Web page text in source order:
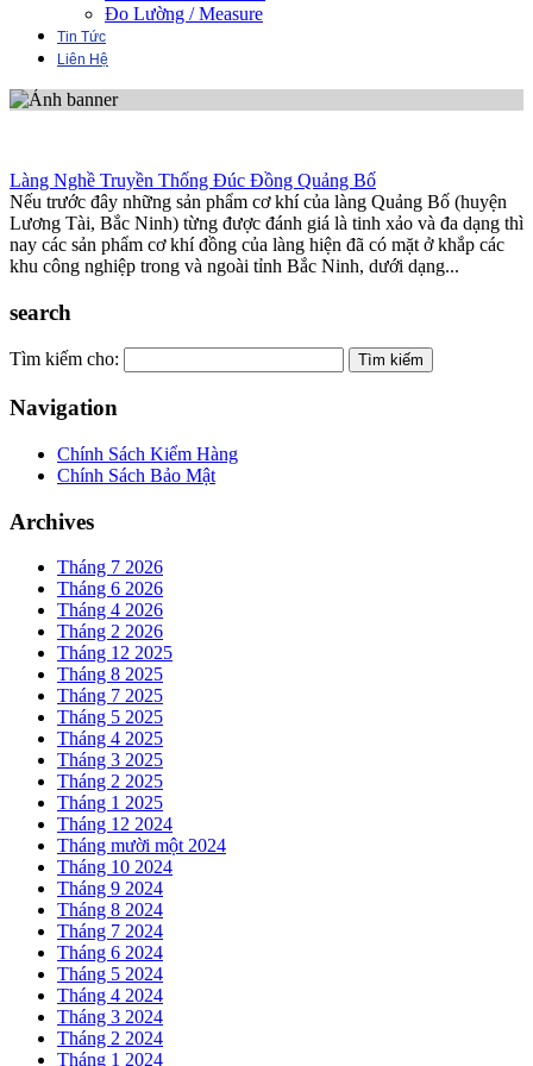
Đo Lường / Measure
Tin Tức
Liên Hệ
Làng Nghề Truyền Thống Đúc Đồng Quảng Bố
Nếu trước đây những sản phẩm cơ khí của làng Quảng Bố (huyện
Lương Tài, Bắc Ninh) từng được đánh giá là tinh xảo và đa dạng thì
nay các sản phẩm cơ khí đồng của làng hiện đã có mặt ở khắp các
khu công nghiệp trong và ngoài tỉnh Bắc Ninh, dưới dạng...
search
Tìm kiếm cho:
Navigation
Chính Sách Kiểm Hàng
Chính Sách Bảo Mật
Archives
Tháng 7 2026
Tháng 6 2026
Tháng 4 2026
Tháng 2 2026
Tháng 12 2025
Tháng 8 2025
Tháng 7 2025
Tháng 5 2025
Tháng 4 2025
Tháng 3 2025
Tháng 2 2025
Tháng 1 2025
Tháng 12 2024
Tháng mười một 2024
Tháng 10 2024
Tháng 9 2024
Tháng 8 2024
Tháng 7 2024
Tháng 6 2024
Tháng 5 2024
Tháng 4 2024
Tháng 3 2024
Tháng 2 2024
Tháng 1 2024